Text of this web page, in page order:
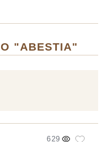
"ABESTIA"
629